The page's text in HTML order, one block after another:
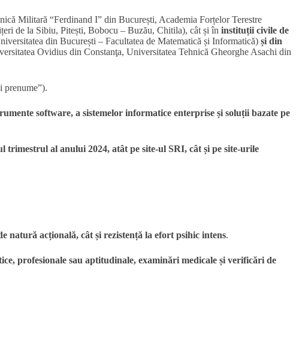
Militară “Ferdinand I” din București, Academia Forțelor Terestre
de la Sibiu, Pitești, Bobocu – Buzău, Chitila), cât și în instituții civile de
din București – Facultatea de Matematică și Informatică) și din
Ovidius din Constanţa, Universitatea Tehnică Gheorghe Asachi din
prenume”).
software, a sistemelor informatice enterprise și soluții bazate pe
al anului 2024, atât pe site-ul SRI, cât și pe site-urile
acțională, cât și rezistență la efort psihic intens.
profesionale sau aptitudinale, examinări medicale și verificări de